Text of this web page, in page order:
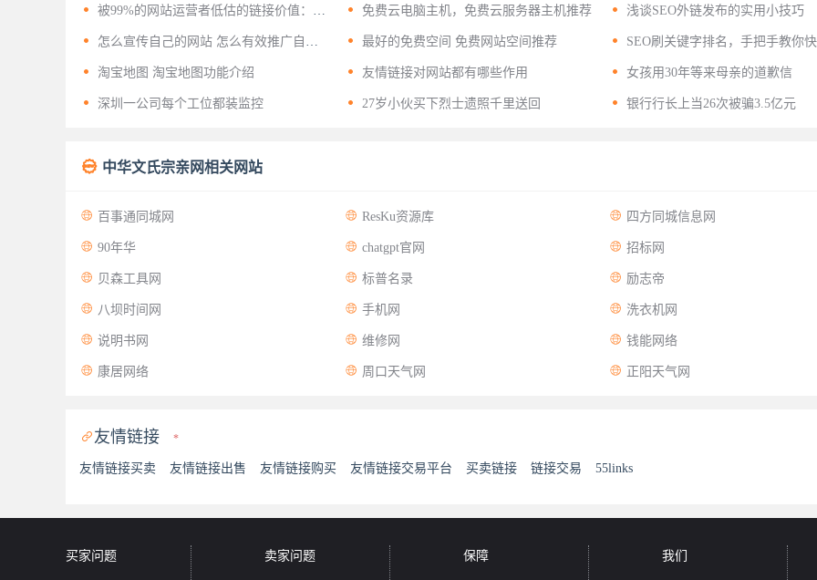
 被99%的网站运营者低估的链接价值：揭
开友情链接背后的十二层战略意义
 免费云电脑主机，免费云服务器主机推荐  浅谈SEO外链发布的实用小技巧
 怎么宣传自己的网站 怎么有效推广自己
的网站？
 最好的免费空间 免费网站空间推荐  SEO刷关键字排名，手把手教你
关键词排名
 淘宝地图 淘宝地图功能介绍  友情链接对网站都有哪些作用  女孩用30年等来母亲的道歉信
 深圳一公司每个工位都装监控  27岁小伙买下烈士遗照千里送回  银行行长上当26次被骗3.5亿元
 中华文氏宗亲网相关网站
 百事通同城网  ResKu资源库  四方同城信息网
 90年华  chatgpt官网  招标网
 贝森工具网  标普名录  励志帝
 八坝时间网  手机网  洗衣机网
 说明书网  维修网  钱能网络
 康居网络  周口天气网  正阳天气网
友情链接 *
友情链接买卖 友情链接出售 友情链接购买 友情链接交易平台 买卖链接 链接交易 55links
买家问题 卖家问题 保障 我们